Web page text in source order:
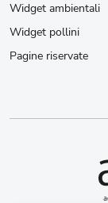
Widget ambientali
Widget pollini
Pagine riservate